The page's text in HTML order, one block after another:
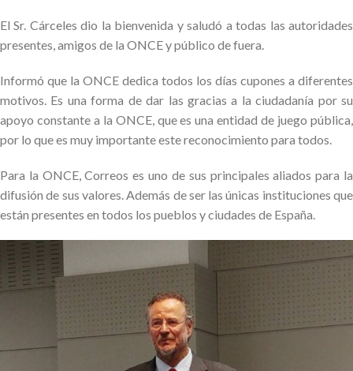
El Sr. Cárceles dio la bienvenida y saludó a todas las autoridades
presentes, amigos de la ONCE y público de fuera.
Informó que la ONCE dedica todos los días cupones a diferentes
motivos. Es una forma de dar las gracias a la ciudadanía por su
apoyo constante a la ONCE, que es una entidad de juego pública,
por lo que es muy importante este reconocimiento para todos.
Para la ONCE, Correos es uno de sus principales aliados para la
difusión de sus valores. Además de ser las únicas instituciones que
están presentes en todos los pueblos y ciudades de España.